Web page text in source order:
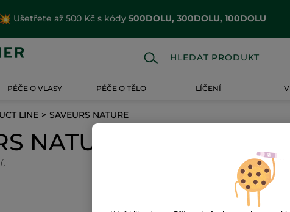
Ušetřete až 500 Kč s kódy 500DOLU, 300DOLU, 100DOLU
PÉČE O VLASY PÉČE O TĚLO LÍČENÍ
LINE SAVEURS NATURE
NATURE